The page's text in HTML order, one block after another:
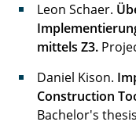
Leon Schaer.
mittels Z3.
Daniel Kison.
Construction
Bachelor's